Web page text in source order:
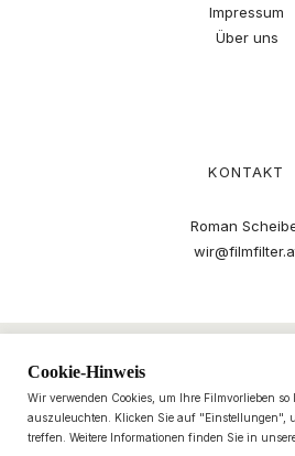
Impressum
Über uns
KONTAKT
Roman
Cookie-Hinweis
Wir verwenden Cookies, um Ihre Filmvorlieben
auszuleuchten. Klicken Sie auf "Einstellungen",
treffen. Weitere Informationen finden Sie in